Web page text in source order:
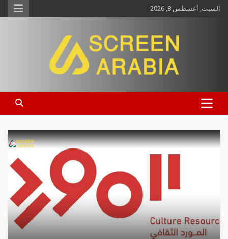
السبت, أغسطس 8, 2026
Screen Arabia